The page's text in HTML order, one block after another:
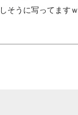
そうに写ってますｗ